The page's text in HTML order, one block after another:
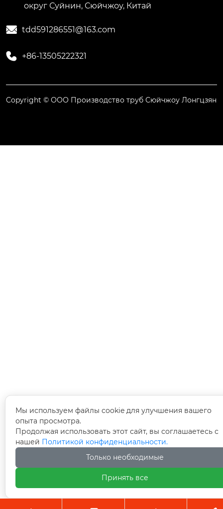
округ Суйнин, Сюйчжоу, Китай
 tdd591286551@163.com
 +86-13505222321
Copyright © ООО Производство труб Сюйчжоу Лонгцзян
Мы используем файлы cookie для улучшения вашего
опыта просмотра.
Продолжая использовать этот сайт, вы соглашаетесь с
нашей Политикой конфиденциальности.
Только необходимые
Принять все